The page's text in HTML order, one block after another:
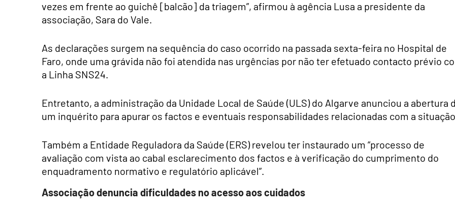
vezes em frente ao guichê [balcão] da triagem”, afirmou à agência Lusa a presidente da
associação, Sara do Vale.
As declarações surgem na sequência do caso ocorrido na passada sexta-feira no Hospital de
Faro, onde uma grávida não foi atendida nas urgências por não ter efetuado contacto prévio
a Linha SNS24.
Entretanto, a administração da Unidade Local de Saúde (ULS) do Algarve anunciou a abertura
um inquérito para apurar os factos e eventuais responsabilidades relacionadas com a
Também a Entidade Reguladora da Saúde (ERS) revelou ter instaurado um “processo de
avaliação com vista ao cabal esclarecimento dos factos e à verificação do cumprimento do
enquadramento normativo e regulatório aplicável”.
Associação denuncia dificuldades no acesso aos cuidados